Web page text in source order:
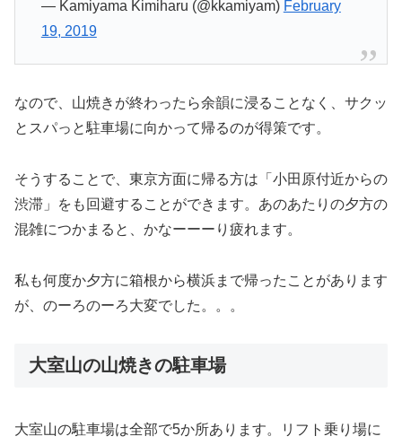
— Kamiyama Kimiharu (@kkamiyam) February
19, 2019
なので、山焼きが終わったら余韻に浸ることなく、サクッ
とスパっと駐車場に向かって帰るのが得策です。
そうすることで、東京方面に帰る方は「小田原付近からの
渋滞」をも回避することができます。あのあたりの夕方の
混雑につかまると、かなーーーり疲れます。
私も何度か夕方に箱根から横浜まで帰ったことがあります
が、のーろのーろ大変でした。。。
大室山の山焼きの駐車場
大室山の駐車場は全部で5か所あります。リフト乗り場に